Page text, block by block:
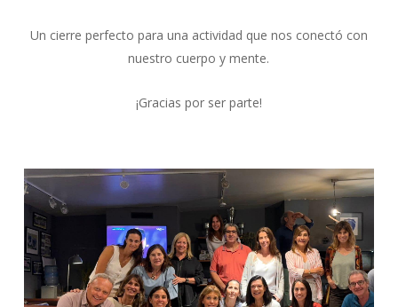
Un cierre perfecto para una actividad que nos conectó con
nuestro cuerpo y mente.
¡Gracias por ser parte!